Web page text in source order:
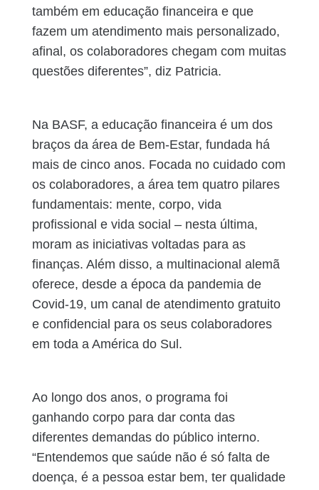
também em educação financeira e que
fazem um atendimento mais personalizado,
afinal, os colaboradores chegam com muitas
questões diferentes”, diz Patricia.
Na BASF, a educação financeira é um dos
braços da área de Bem-Estar, fundada há
mais de cinco anos. Focada no cuidado com
os colaboradores, a área tem quatro pilares
fundamentais: mente, corpo, vida
profissional e vida social – nesta última,
moram as iniciativas voltadas para as
finanças. Além disso, a multinacional alemã
oferece, desde a época da pandemia de
Covid-19, um canal de atendimento gratuito
e confidencial para os seus colaboradores
em toda a América do Sul.
Ao longo dos anos, o programa foi
ganhando corpo para dar conta das
diferentes demandas do público interno.
“Entendemos que saúde não é só falta de
doença, é a pessoa estar bem, ter qualidade